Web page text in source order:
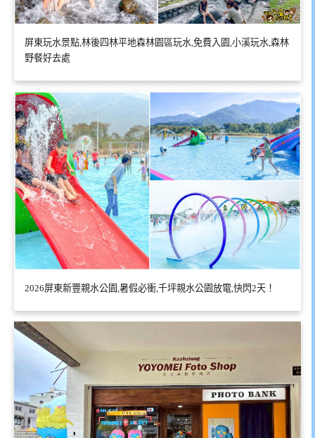
屏東玩水景點,林後四林平地森林園區玩水,免費入園,小溪玩水,森林
野餐好去處
2026屏東新豐親水公園,暑假必衝,千坪親水公園放電,快閃2天！